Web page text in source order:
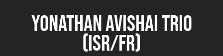
YONATHAN AVISHAI TRIO
(ISR/FR)